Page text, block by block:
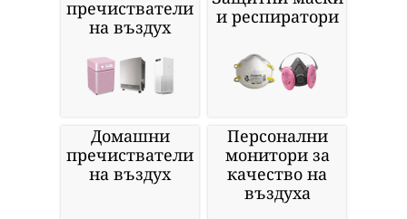
пречистватели
на въздух
и респиратори
Домашни
пречистватели
на въздух
Персонални
монитори за
качество на
въздуха